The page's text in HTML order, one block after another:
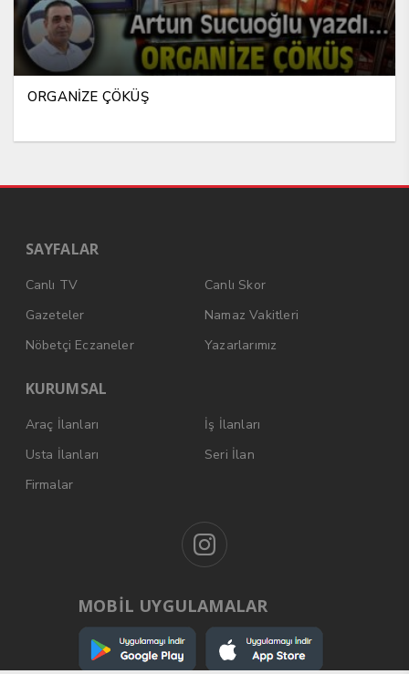
ORGANİZE ÇÖKÜŞ
SAYFALAR
Canlı TV
Canlı Skor
Gazeteler
Namaz Vakitleri
Nöbetçi Eczaneler
Yazarlarımız
KURUMSAL
Araç İlanları
İş İlanları
Usta İlanları
Seri İlan
Firmalar
MOBİL UYGULAMALAR